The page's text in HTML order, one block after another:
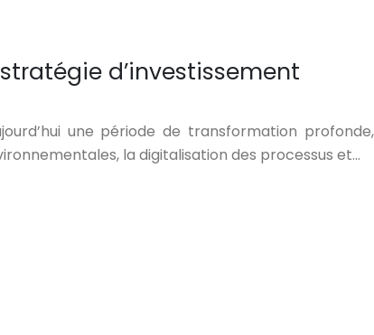
d’investissement
une période de transformation profonde,
la digitalisation des processus et…